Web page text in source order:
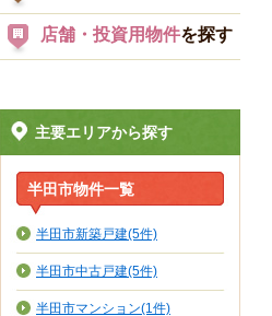
店舗・投資用物件を探す
主要エリアから探す
半田市物件一覧
半田市新築戸建(5件)
半田市中古戸建(5件)
半田市マンション(1件)